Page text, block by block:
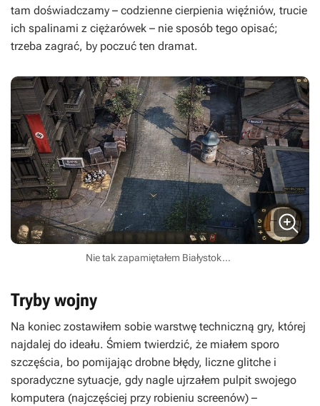
tam doświadczamy – codzienne cierpienia więźniów, trucie
ich spalinami z ciężarówek – nie sposób tego opisać;
trzeba zagrać, by poczuć ten dramat.
Nie tak zapamiętałem Białystok…
Tryby wojny
Na koniec zostawiłem sobie warstwę techniczną gry, której
najdalej do ideału. Śmiem twierdzić, że miałem sporo
szczęścia, bo pomijając drobne błędy, liczne glitche i
sporadyczne sytuacje, gdy nagle ujrzałem pulpit swojego
komputera (najczęściej przy robieniu screenów) –